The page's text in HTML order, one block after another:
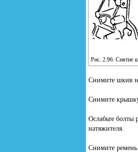
Рис. 2.96. Снятие
Снимите шкив
Снимите
Ослабьте болты
натяжителя.
Снимите ремень